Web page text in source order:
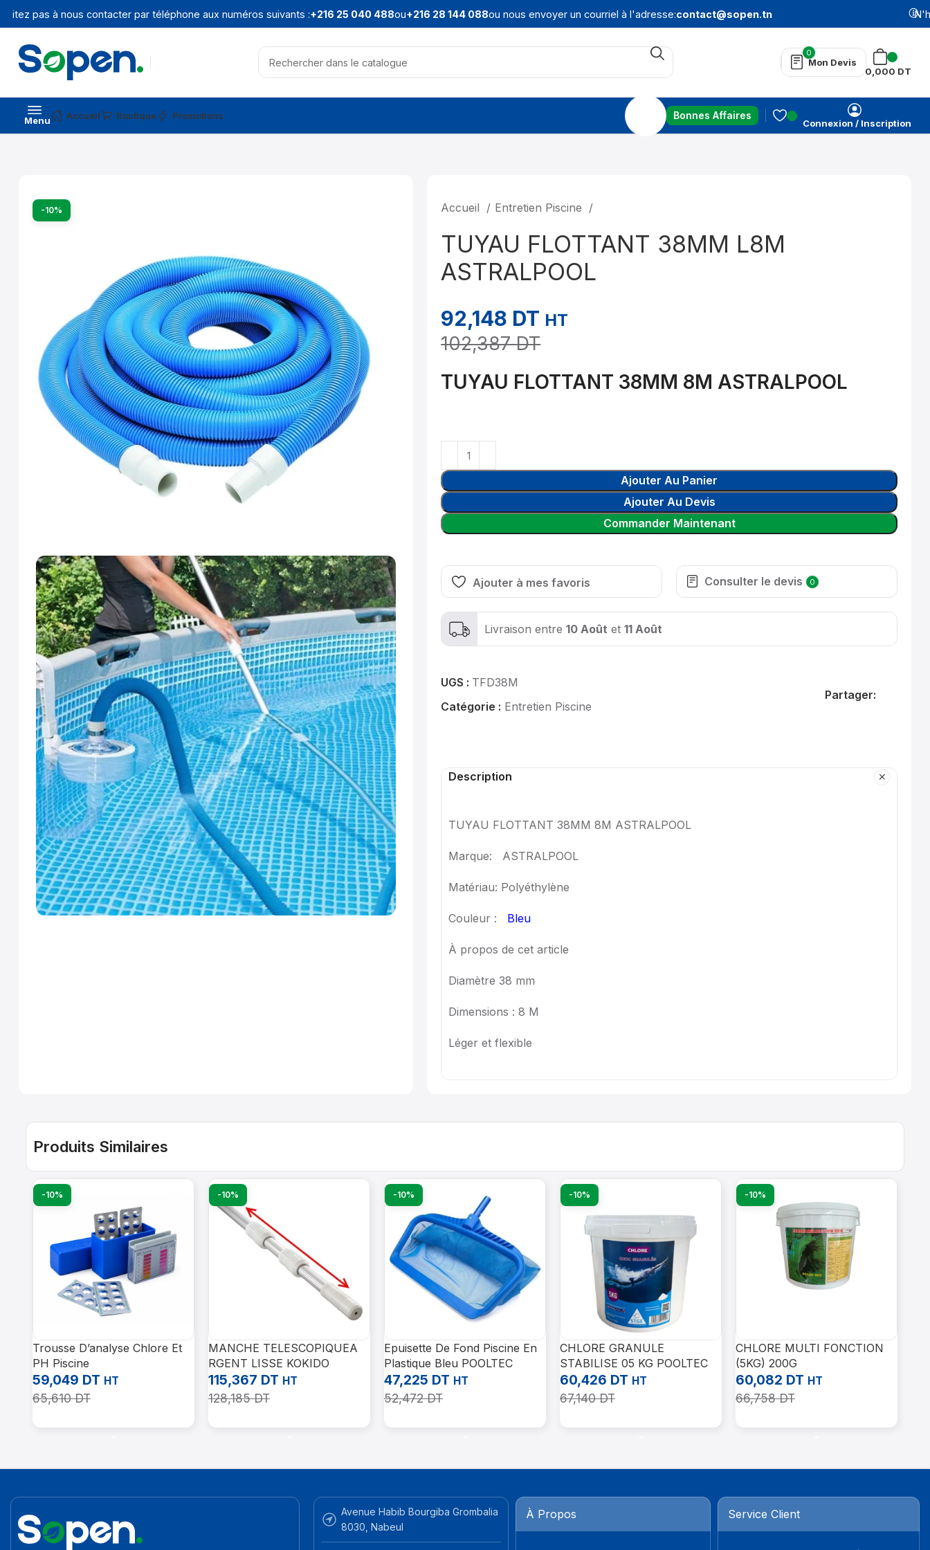
pas à nous contacter par téléphone aux numéros suivants :+216 25 040 488ou+216 28 144 088ou nous envoyer un courriel à l'adresse:contact@sopen.tn
0
Mon Devis
0,000 DT
Menu Accueil Boutique Promotions Bonnes Affaires
Connexion / Inscription
-10% Accueil Entretien Piscine
TUYAU FLOTTANT 38MM L8M
ASTRALPOOL
92,148 DT HT
102,387DT
TUYAU FLOTTANT 38MM 8M ASTRALPOOL
Ajouter Au Panier
Ajouter Au Devis
Commander Maintenant
Ajouter à mes favoris Consulter le devis 0
Livraison entre10 Août et 11 Août
UGS : TFD38M
Catégorie : Entretien Piscine
Partager:
Description
TUYAU FLOTTANT 38MM 8M ASTRALPOOL
Marque: ASTRALPOOL
Matériau: Polyéthylène
Couleur : Bleu
À propos de cet article
Diamètre 38 mm
Dimensions : 8 M
Léger et flexible
Produits Similaires
-10%
Trousse D’analyse Chlore Et
PH Piscine
59,049 DT HT
65,610DT
-10%
MANCHE TELESCOPIQUEA
RGENT LISSE KOKIDO
115,367 DT HT
128,185DT
-10%
Epuisette De Fond Piscine En
Plastique Bleu POOLTEC
47,225 DT HT
52,472DT
-10%
CHLORE GRANULE
STABILISE 05 KG POOLTEC
60,426 DT HT
67,140DT
-10%
CHLORE MULTI FONCTION
(5KG) 200G
60,082 DT HT
66,758DT
Avenue Habib Bourgiba Grombalia
8030, Nabeul
À Propos Service Client